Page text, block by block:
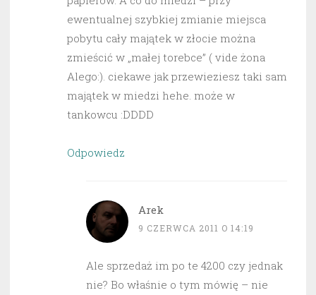
ewentualnej szybkiej zmianie miejsca
pobytu cały majątek w złocie można
zmieścić w „małej torebce” ( vide żona
Alego:). ciekawe jak przewieziesz taki sam
majątek w miedzi hehe. może w
tankowcu :DDDD
Odpowiedz
Arek
9 CZERWCA 2011 O 14:19
Ale sprzedaż im po te 4200 czy jednak
nie? Bo właśnie o tym mówię – nie